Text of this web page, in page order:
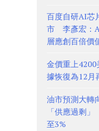
百度自研AI芯
市 李彥宏：
層應創百倍價
金價重上
據恢復為12月
油市預測大轉
「供應過剩
至3%